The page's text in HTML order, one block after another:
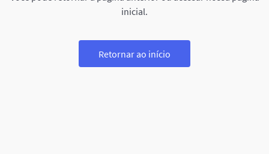
inicial.
Retornar ao início